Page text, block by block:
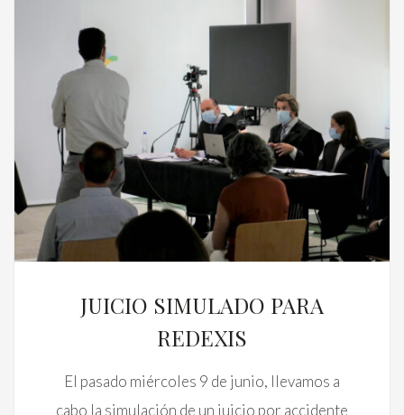
JUICIO SIMULADO PARA
REDEXIS
El pasado miércoles 9 de junio, llevamos a
cabo la simulación de un juicio por accidente